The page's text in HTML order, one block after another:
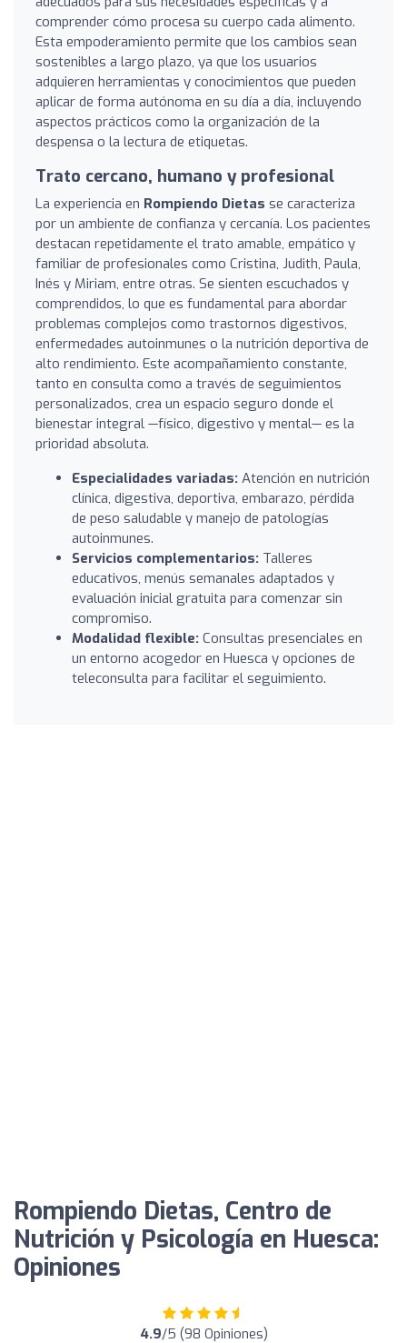
comprender cómo procesa su cuerpo cada alimento.
Esta empoderamiento permite que los cambios sean
sostenibles a largo plazo, ya que los usuarios
adquieren herramientas y conocimientos que pueden
aplicar de forma autónoma en su día a día, incluyendo
aspectos prácticos como la organización de la
despensa o la lectura de etiquetas.
Trato cercano, humano y profesional
La experiencia en Rompiendo Dietas se caracteriza
por un ambiente de confianza y cercanía. Los pacientes
destacan repetidamente el trato amable, empático y
familiar de profesionales como Cristina, Judith, Paula,
Inés y Miriam, entre otras. Se sienten escuchados y
comprendidos, lo que es fundamental para abordar
problemas complejos como trastornos digestivos,
enfermedades autoinmunes o la nutrición deportiva de
alto rendimiento. Este acompañamiento constante,
tanto en consulta como a través de seguimientos
personalizados, crea un espacio seguro donde el
bienestar integral —físico, digestivo y mental— es la
prioridad absoluta.
Especialidades variadas: Atención en nutrición
clínica, digestiva, deportiva, embarazo, pérdida
de peso saludable y manejo de patologías
autoinmunes.
Servicios complementarios: Talleres
educativos, menús semanales adaptados y
evaluación inicial gratuita para comenzar sin
compromiso.
Modalidad flexible: Consultas presenciales en
un entorno acogedor en Huesca y opciones de
teleconsulta para facilitar el seguimiento.
Rompiendo Dietas, Centro de
Nutrición y Psicología en Huesca:
Opiniones
4.9/5 (98 Opiniones)